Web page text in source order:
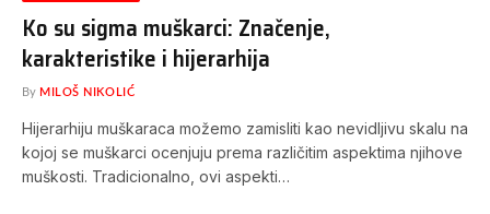
Ko su sigma muškarci: Značenje,
karakteristike i hijerarhija
By MILOŠ NIKOLIĆ
Hijerarhiju muškaraca možemo zamisliti kao nevidljivu skalu na
kojoj se muškarci ocenjuju prema različitim aspektima njihove
muškosti. Tradicionalno, ovi aspekti…